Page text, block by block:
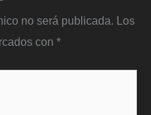
no será publicada.
Los
con *